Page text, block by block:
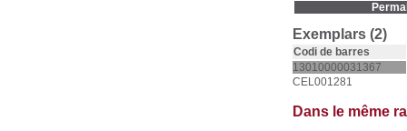
Exemplars (2)
Codi de barres
13010000031367
CEL001281
Dans le même